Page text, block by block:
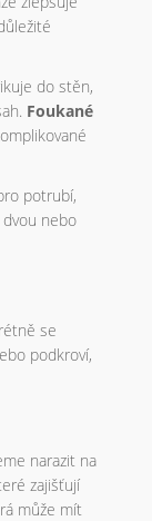
do stěn,
Foukané
potrubí,
nebo
se
podkroví,
narazit na
zajišťují
může mít